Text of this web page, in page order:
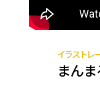
イラストレ
まん